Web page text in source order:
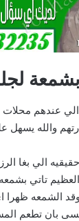
عندهم محلات
والله يسهل
الي بغا
تاتي
الشمعه
تنسى بان تطعم